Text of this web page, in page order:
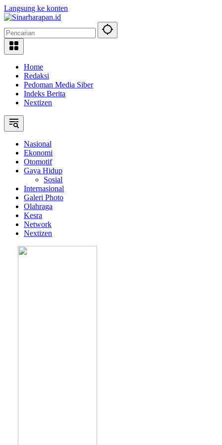
Langsung ke konten
Home
Redaksi
Pedoman Media Siber
Indeks Berita
Nextizen
Nasional
Ekonomi
Otomotif
Gaya Hidup
Sosial
Internasional
Galeri Photo
Olahraga
Kesra
Network
Nextizen